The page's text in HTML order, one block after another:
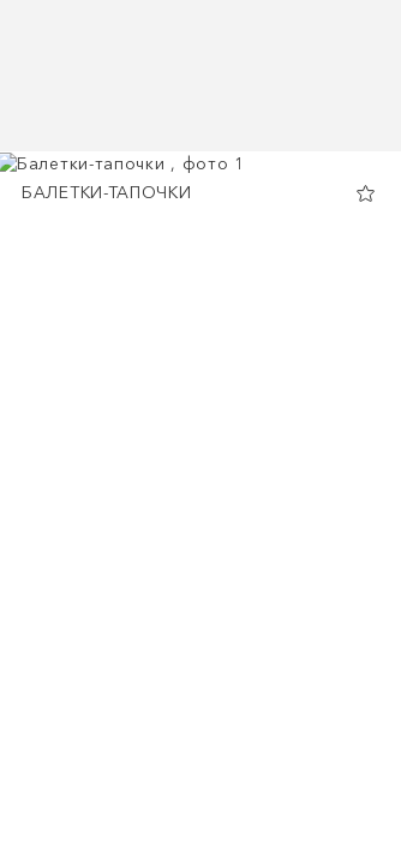
БАЛЕТКИ-ТАПОЧКИ